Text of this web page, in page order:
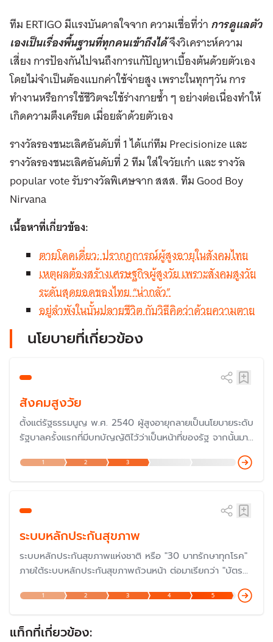
ทีม ERTIGO มีแรงบันดาลใจจาก ความเชื่อที่ว่าการดูแลตัว
เองเป็นเรื่องพื้นฐานที่ทุกคนเข้าถึงได้จึงวิเคราะห์ความ
เสี่ยง การป้องกันไปจนถึงการแก้ปัญหาเบื้องต้นด้วยตัวเอง
โดยไม่จำเป็นต้องแบกค่าใช้จ่ายสูง เพราะในทุกๆวัน การ
ทำงานหรือการใช้ชีวิตจะใช้ร่างกายซ้ำ ๆ อย่างต่อเนื่องทำให้
เกิดความตึงเครียด เมื่อยล้าด้วยตัวเอง
รางวัลรองชนะเลิศอันดับที่ 1 ได้แก่ทีม Precisionize และ
รางวัลรองชนะเลิศอันดับที่ 2 ทีม ใส่ใจวัยเก๋า และ รางวัล
popular vote รับรางวัลพิเศษจาก สสส. ทีม Good Boy
Nirvana
เนื้อหาที่เกี่ยวข้อง:
ตายโดดเดี่ยว: ปรากฏการณ์ผู้สูงอายุในสังคมไทย
เหตุผลต้องสร้างเศรษฐกิจผู้สูงวัย เพราะสังคมสูงวัย
ระดับสุดยอดของไทย “น่ากลัว”
อยู่ลำพังในบั้นปลายชีวิต กับวิธีคิดว่าด้วยความตาย
นโยบายที่เกี่ยวข้อง
สังคมสูงวัย
ตั้งแต่รัฐธรรมนูญ พ.ศ. 2540 ผู้สูงอายุกลายเป็นนโยบายระดับ
รัฐบาลครั้งแรกที่มีบทบัญญัติไว้ว่าเป็นหน้าที่ของรัฐ จากนั้นมา
ทุกรัฐบาลก็มีนโยบายต่อประชากรผู้สูงอายุในด้านต่าง ๆ เพื่อให้
ผู้สูงอายุดำรงชีวิตได้อย่างมีคุณภาพ และยิ่งสังคมไทยเริ่มเข้าสู่
สังคมสูงอายุขั้นสุดยอด ทำให้รัฐบาลต้องมาดูแลมากยิ่งขึ้น
1 2 3
ระบบหลักประกันสุขภาพ
ระบบหลักประกันสุขภาพแห่งชาติ หรือ "30 บาทรักษาทุกโรค"
ภายใต้ระบบหลักประกันสุขภาพถ้วนหน้า ต่อมาเรียกว่า "บัตร
ก้าวสู่ปีที่ 23 ในปี 2568 แต่ปัญหายังต้องแก้ไขกันต่อไป โดย
เฉพาะเรื่องงบประมาณและการบริหารจัดการ แม้ว่าเป็นหนึ่งใน
นโยบายที่ประสบความสำเร็จมากที่สุด
1 2 3 4 5
แท็กที่เกี่ยวข้อง: